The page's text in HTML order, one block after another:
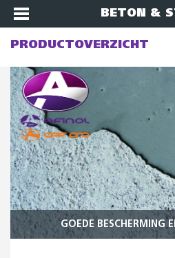
BETON &
PRODUCTOVERZICHT
GOEDE BESCHERMING